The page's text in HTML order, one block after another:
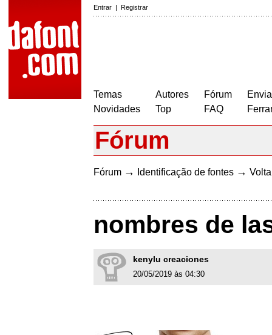
Entrar | Registrar
Temas
Novidades
Autores
Top
Fórum
FAQ
Fórum
Fórum → Identificação de fontes →
nombres de
kenylu creaciones
20/05/2019 às 04:30